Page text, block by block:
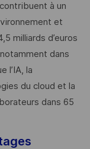
à un
et
milliards d’euros
dans
l’IA, la
du cloud et la
dans 65